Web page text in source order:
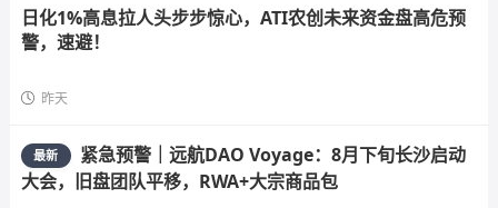
日化1%高息拉人头步步惊心，ATI农创未来资金盘高危预
警，速避！
昨天
最新
紧急预警｜远航DAO Voyage：8月下旬长沙启动
大会，旧盘团队平移，RWA+大宗商品包